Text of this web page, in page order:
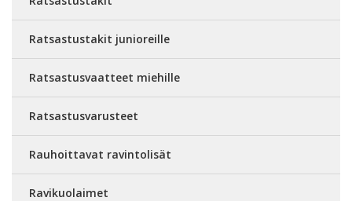
Ratsastustakit junioreille
Ratsastusvaatteet miehille
Ratsastusvarusteet
Rauhoittavat ravintolisät
Ravikuolaimet